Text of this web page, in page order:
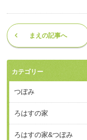
まえの記事へ
カテゴリー
つぼみ
ろはすの家
ろはすの家&つぼみ